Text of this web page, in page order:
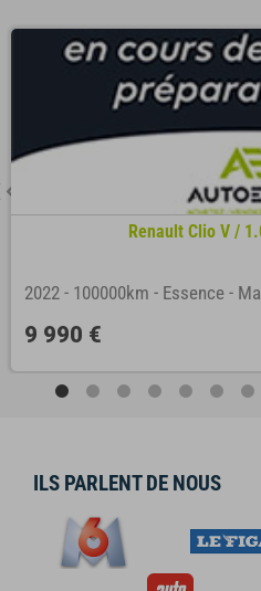
Renault Clio V /
2022 - 100000km - Essence -
9 990 €
ILS PARLENT DE NOUS